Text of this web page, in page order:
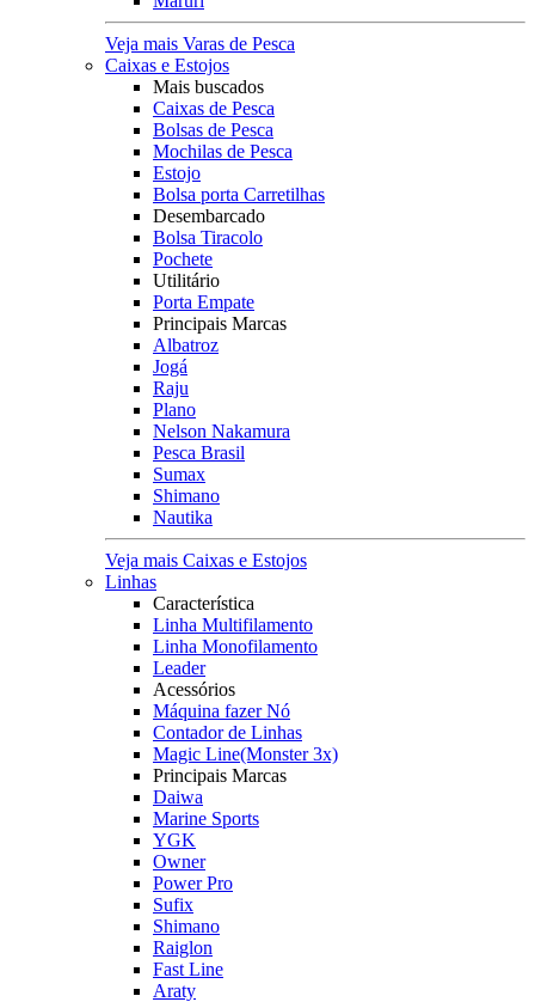
Veja mais Varas de Pesca
Caixas e Estojos
Mais buscados
Caixas de Pesca
Bolsas de Pesca
Mochilas de Pesca
Estojo
Bolsa porta Carretilhas
Desembarcado
Bolsa Tiracolo
Pochete
Utilitário
Porta Empate
Principais Marcas
Albatroz
Jogá
Raju
Plano
Nelson Nakamura
Pesca Brasil
Sumax
Shimano
Nautika
Veja mais Caixas e Estojos
Linhas
Característica
Linha Multifilamento
Linha Monofilamento
Leader
Acessórios
Máquina fazer Nó
Contador de Linhas
Magic Line(Monster 3x)
Principais Marcas
Daiwa
Marine Sports
YGK
Owner
Power Pro
Sufix
Shimano
Raiglon
Fast Line
Araty